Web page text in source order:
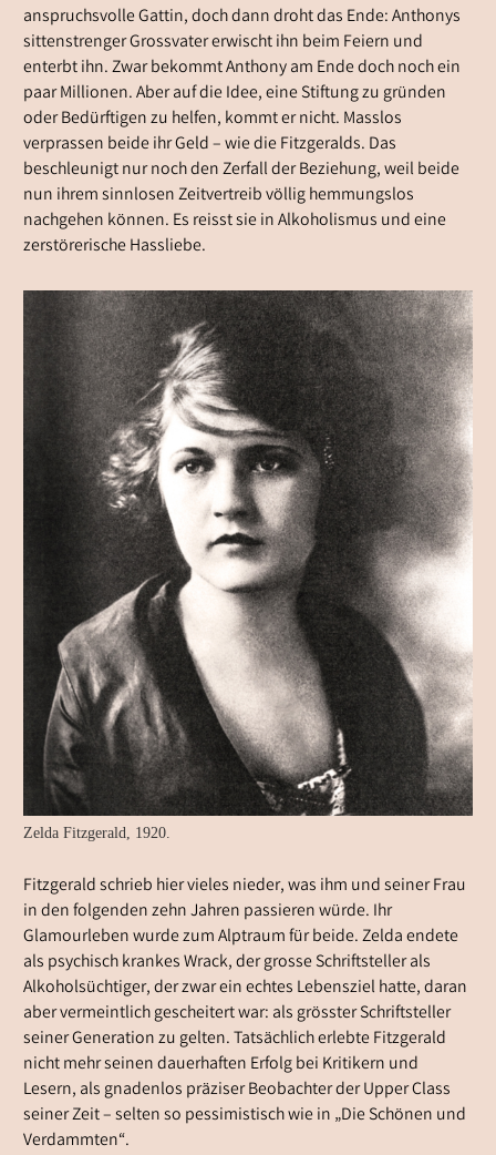
anspruchsvolle Gattin, doch dann droht das Ende: Anthonys
sittenstrenger Grossvater erwischt ihn beim Feiern und
enterbt ihn. Zwar bekommt Anthony am Ende doch noch ein
paar Millionen. Aber auf die Idee, eine Stiftung zu gründen
oder Bedürftigen zu helfen, kommt er nicht. Masslos
verprassen beide ihr Geld – wie die Fitzgeralds. Das
beschleunigt nur noch den Zerfall der Beziehung, weil beide
nun ihrem sinnlosen Zeitvertreib völlig hemmungslos
nachgehen können. Es reisst sie in Alkoholismus und eine
zerstörerische Hassliebe.
Zelda Fitzgerald, 1920.
Fitzgerald schrieb hier vieles nieder, was ihm und seiner Frau
in den folgenden zehn Jahren passieren würde. Ihr
Glamourleben wurde zum Alptraum für beide. Zelda endete
als psychisch krankes Wrack, der grosse Schriftsteller als
Alkoholsüchtiger, der zwar ein echtes Lebensziel hatte, daran
aber vermeintlich gescheitert war: als grösster Schriftsteller
seiner Generation zu gelten. Tatsächlich erlebte Fitzgerald
nicht mehr seinen dauerhaften Erfolg bei Kritikern und
Lesern, als gnadenlos präziser Beobachter der Upper Class
seiner Zeit – selten so pessimistisch wie in „Die Schönen und
Verdammten“.